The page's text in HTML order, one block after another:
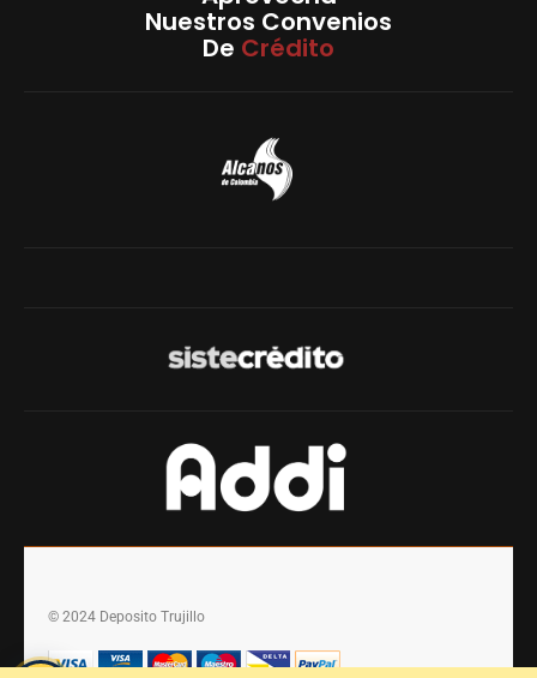
Nuestros Convenios
De Crédito
© 2024 Deposito Trujillo